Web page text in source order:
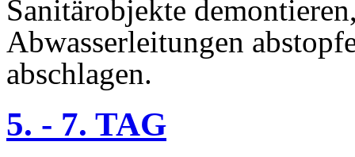
Sanitärobjekte
Abwasserleitungen
abschlagen.
5. - 7. TAG